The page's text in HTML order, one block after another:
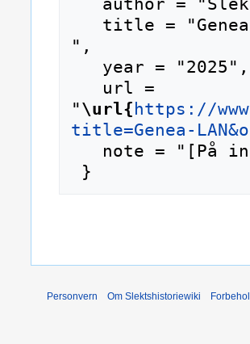
",
"\url{ https://
title=Genea-
Personvern Om Slektshistoriewiki